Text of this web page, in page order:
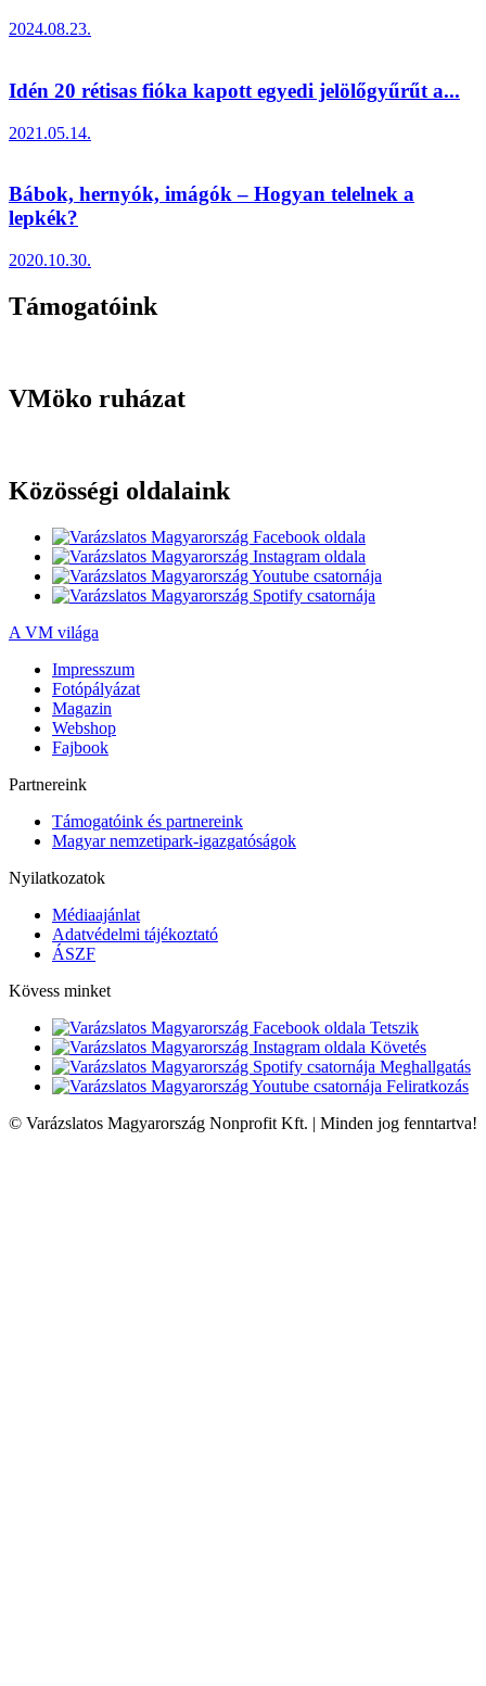
2024.08.23.
Idén 20 rétisas fióka kapott egyedi jelölőgyűrűt a...
2021.05.14.
Bábok, hernyók, imágók – Hogyan telelnek a
lepkék?
2020.10.30.
Támogatóink
VMöko ruházat
Közösségi oldalaink
A VM világa
Impresszum
Fotópályázat
Magazin
Webshop
Fajbook
Partnereink
Támogatóink és partnereink
Magyar nemzetipark-igazgatóságok
Nyilatkozatok
Médiaajánlat
Adatvédelmi tájékoztató
ÁSZF
Kövess minket
Tetszik
Követés
Meghallgatás
Feliratkozás
© Varázslatos Magyarország Nonprofit Kft. | Minden jog fenntartva!